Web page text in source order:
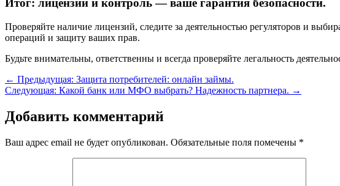
Итог: лицензии и контроль — ваше гарантия безопасности.
Проверяйте наличие лицензий, следите за деятельностью регуляторов и
операций и защиту ваших прав.
Будьте внимательны, ответственны и всегда проверяйте легальность
← Предыдущая: Защита потребителей: онлайн займы.
Следующая: Какой банк или МФО выбрать? Надежность партнера. →
Добавить комментарий
Ваш адрес email не будет опубликован. Обязательные поля помечены *